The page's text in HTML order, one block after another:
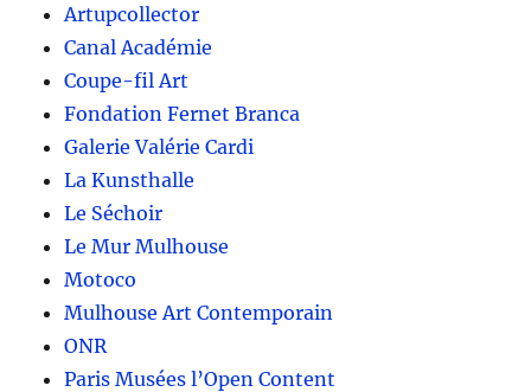
Artupcollector
Canal Académie
Coupe-fil Art
Fondation Fernet Branca
Galerie Valérie Cardi
La Kunsthalle
Le Séchoir
Le Mur Mulhouse
Motoco
Mulhouse Art Contemporain
ONR
Paris Musées l’Open Content